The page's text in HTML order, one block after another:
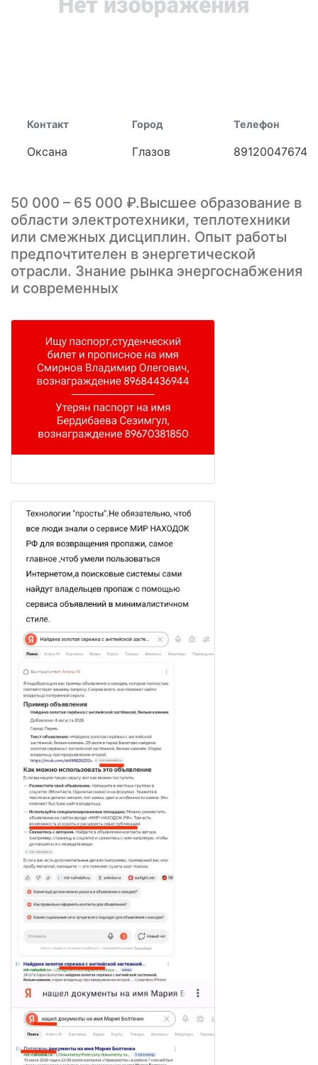
Контакт
Оксана
Город
Глазов
Телефон
89120047674
50 000 – 65 000 ₽.Высшее образование в
области электротехники, теплотехники
или смежных дисциплин. Опыт работы
предпочтителен в энергетической
отрасли. Знание рынка энергоснабжения
и современных